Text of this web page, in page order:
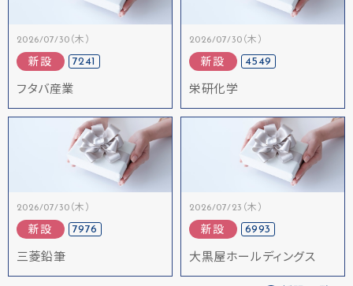
2026/07/30（木）
新設 7241
フタバ産業
2026/07/30（木）
新設 4549
栄研化学
2026/07/30（木）
新設 7976
三菱鉛筆
2026/07/23（木）
新設 6993
大黒屋ホールディングス